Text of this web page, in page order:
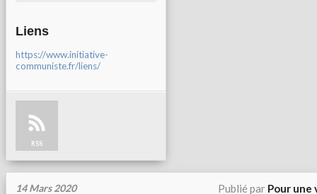
Liens
https://www.initiative-
communiste.fr/liens/
RSS
14 Mars 2020 Publié par Pour une